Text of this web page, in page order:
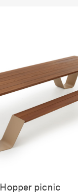
Hopper picnic